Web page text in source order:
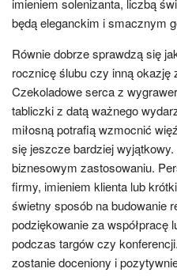
imieniem solenizanta, liczbą
będą eleganckim i smacznym
Równie dobrze sprawdzą się
rocznicę ślubu czy inną okazję
Czekoladowe serca z
tabliczki z datą ważnego
miłosną potrafią wzmocnić
się jeszcze bardziej
biznesowym zastosowaniu.
firmy, imieniem klienta lub
świetny sposób na budowanie
podziękowanie za współpracę
podczas targów czy
zostanie doceniony i